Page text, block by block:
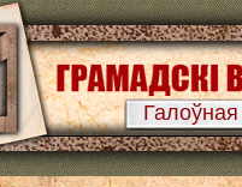
Галоўная